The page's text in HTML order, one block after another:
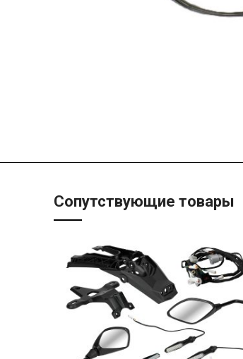
Сопутствующие товары